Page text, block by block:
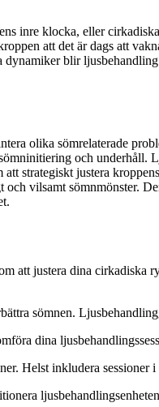
inre klocka, eller
att det är dags att
blir
olika sömrelaterade
och
strategiskt justera
vilsamt sömnmönster.
att justera dina
sömnen.
dina
Helst inkludera